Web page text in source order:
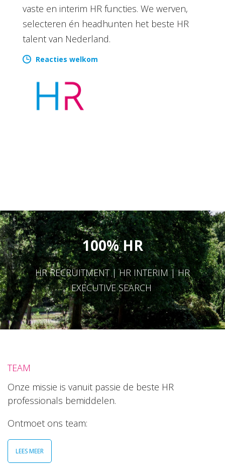
vaste en interim HR functies. We werven,
selecteren én headhunten het beste HR
talent van Nederland.
Reacties welkom
100% HR
HR RECRUITMENT | HR INTERIM | HR
EXECUTIVE SEARCH
TEAM
Onze missie is vanuit passie de beste HR
professionals bemiddelen.
Ontmoet ons team:
LEES MEER